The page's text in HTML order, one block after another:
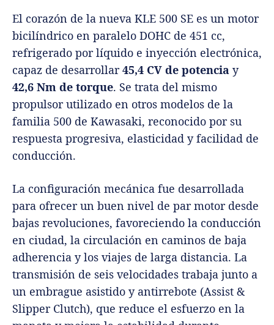
El corazón de la nueva KLE 500 SE es un motor
bicilíndrico en paralelo DOHC de 451 cc,
refrigerado por líquido e inyección electrónica,
capaz de desarrollar45,4 CV de potencia y
42,6 Nm de torque. Se trata del mismo
propulsor utilizado en otros modelos de la
familia 500 de Kawasaki, reconocido por su
respuesta progresiva, elasticidad y facilidad de
conducción.
La configuración mecánica fue desarrollada
para ofrecer un buen nivel de par motor desde
bajas revoluciones, favoreciendo la conducción
en ciudad, la circulación en caminos de baja
adherencia y los viajes de larga distancia. La
transmisión de seis velocidades trabaja junto a
un embrague asistido y antirrebote (Assist &
Slipper Clutch), que reduce el esfuerzo en la